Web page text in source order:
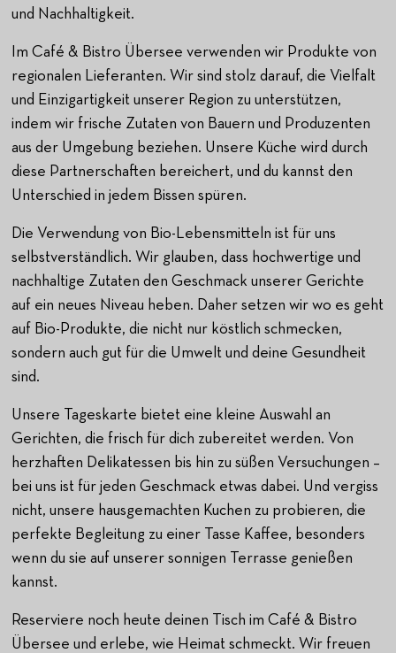
und Nachhaltigkeit.
Im Café & Bistro Übersee verwenden wir Produkte von
regionalen Lieferanten. Wir sind stolz darauf, die Vielfalt
und Einzigartigkeit unserer Region zu unterstützen,
indem wir frische Zutaten von Bauern und Produzenten
aus der Umgebung beziehen. Unsere Küche wird durch
diese Partnerschaften bereichert, und du kannst den
Unterschied in jedem Bissen spüren.
Die Verwendung von Bio-Lebensmitteln ist für uns
selbstverständlich. Wir glauben, dass hochwertige und
nachhaltige Zutaten den Geschmack unserer Gerichte
auf ein neues Niveau heben. Daher setzen wir wo es geht
auf Bio-Produkte, die nicht nur köstlich schmecken,
sondern auch gut für die Umwelt und deine Gesundheit
sind.
Unsere Tageskarte bietet eine kleine Auswahl an
Gerichten, die frisch für dich zubereitet werden. Von
herzhaften Delikatessen bis hin zu süßen Versuchungen –
bei uns ist für jeden Geschmack etwas dabei. Und vergiss
nicht, unsere hausgemachten Kuchen zu probieren, die
perfekte Begleitung zu einer Tasse Kaffee, besonders
wenn du sie auf unserer sonnigen Terrasse genießen
kannst.
Reserviere noch heute deinen Tisch im Café & Bistro
Übersee und erlebe, wie Heimat schmeckt. Wir freuen